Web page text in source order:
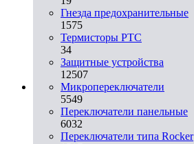
Гнезда предохранительные
1575
Термисторы PTC
34
Защитные устройства
12507
Микропереключатели
5549
Переключатели панельные
6032
Переключатели типа Rocker